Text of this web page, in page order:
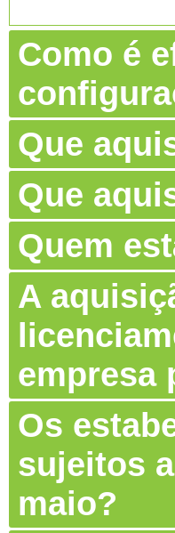
Como é
Que
Que
Quem
A
empresa
Os
sujeitos
maio?